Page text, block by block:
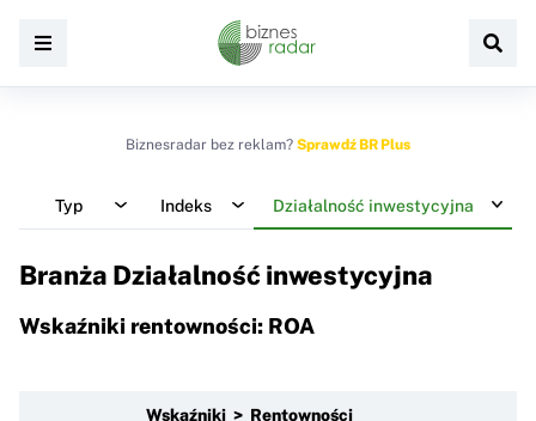
Biznesradar bez reklam? Sprawdź BR Plus
Typ Indeks Działalność inwestycyjna
Branża Działalność inwestycyjna
Wskaźniki rentowności: ROA
Wskaźniki > Rentowności